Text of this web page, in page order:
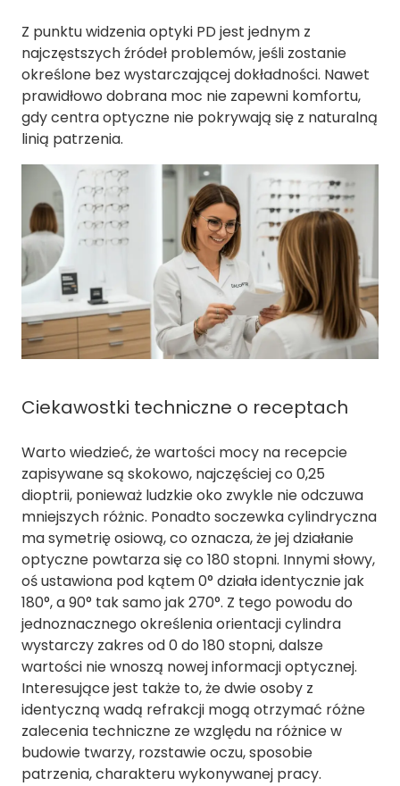
Z punktu widzenia optyki PD jest jednym z
najczęstszych źródeł problemów, jeśli zostanie
określone bez wystarczającej dokładności. Nawet
prawidłowo dobrana moc nie zapewni komfortu,
gdy centra optyczne nie pokrywają się z naturalną
linią patrzenia.
Ciekawostki techniczne o receptach
Warto wiedzieć, że wartości mocy na recepcie
zapisywane są skokowo, najczęściej co 0,25
dioptrii, ponieważ ludzkie oko zwykle nie odczuwa
mniejszych różnic. Ponadto soczewka cylindryczna
ma symetrię osiową, co oznacza, że jej działanie
optyczne powtarza się co 180 stopni. Innymi słowy,
oś ustawiona pod kątem 0° działa identycznie jak
180°, a 90° tak samo jak 270°. Z tego powodu do
jednoznacznego określenia orientacji cylindra
wystarczy zakres od 0 do 180 stopni, dalsze
wartości nie wnoszą nowej informacji optycznej.
Interesujące jest także to, że dwie osoby z
identyczną wadą refrakcji mogą otrzymać różne
zalecenia techniczne ze względu na różnice w
budowie twarzy, rozstawie oczu, sposobie
patrzenia, charakteru wykonywanej pracy.